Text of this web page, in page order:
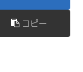
コピー